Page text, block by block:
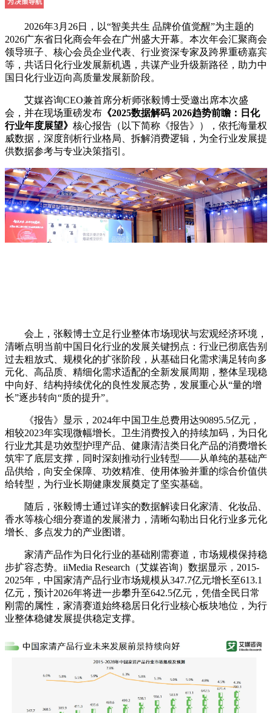
2026年3月26日，以“智美共生 品牌价值觉醒”为主题的
2026广东省日化商会年会在广州盛大开幕。本次年会汇聚商会
领导班子、核心会员企业代表、行业资深专家及跨界重磅嘉宾
等，共话日化行业发展新机遇，共谋产业升级新路径，助力中
国日化行业迈向高质量发展新阶段。
艾媒咨询CEO兼首席分析师张毅博士受邀出席本次盛
会，并在现场重磅发布 《2025数据解码 2026趋势前瞻：日化
行业年度展望》 核心报告（以下简称《报告》），依托海量权
威数据，深度剖析行业格局、拆解消费逻辑，为全行业发展提
供数据参考与专业决策指引。
会上，张毅博士立足行业整体市场现状与宏观经济环境，
清晰点明当前中国日化行业的发展关键拐点：行业已彻底告别
过去粗放式、规模化的扩张阶段，从基础日化需求满足转向多
元化、高品质、精细化需求适配的全新发展周期，整体呈现稳
中向好、结构持续优化的良性发展态势，发展重心从“量的增
长”逐步转向“质的提升”。
《报告》显示，2024年中国卫生总费用达90895.5亿元，
相较2023年实现微幅增长。卫生消费投入的持续加码，为日化
行业尤其是功效型护理产品、健康清洁类日化产品的消费增长
筑牢了底层支撑，同时深刻推动行业转型——从单纯的基础产
品供给，向安全保障、功效精准、使用体验并重的综合价值供
给转型，为行业长期健康发展奠定了坚实基础。
随后，张毅博士通过详实的数据解读日化家清、化妆品、
香水等核心细分赛道的发展潜力，清晰勾勒出日化行业多元化
增长、多点发力的产业图谱。
家清产品作为日化行业的基础刚需赛道，市场规模保持稳
步扩容态势。iiMedia Research（艾媒咨询）数据显示，2015-
2025年，中国家清产品行业市场规模从347.7亿元增长至613.1
亿元，预计2026年将进一步攀升至642.5亿元，凭借全民日常
刚需的属性，家清赛道始终稳居日化行业核心板块地位，为行
业整体稳健发展提供稳定支撑。